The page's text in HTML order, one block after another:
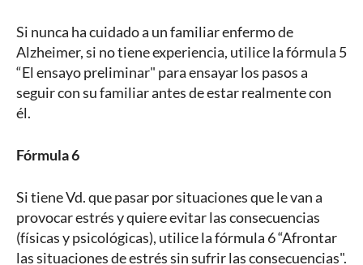
Si nunca ha cuidado a un familiar enfermo de
Alzheimer, si no tiene experiencia, utilice la fórmula 5
“El ensayo preliminar" para ensayar los pasos a
seguir con su familiar antes de estar realmente con
él.
Fórmula 6
Si tiene Vd. que pasar por situaciones que le van a
provocar estrés y quiere evitar las consecuencias
(físicas y psicológicas), utilice la fórmula 6 “Afrontar
las situaciones de estrés sin sufrir las consecuencias".